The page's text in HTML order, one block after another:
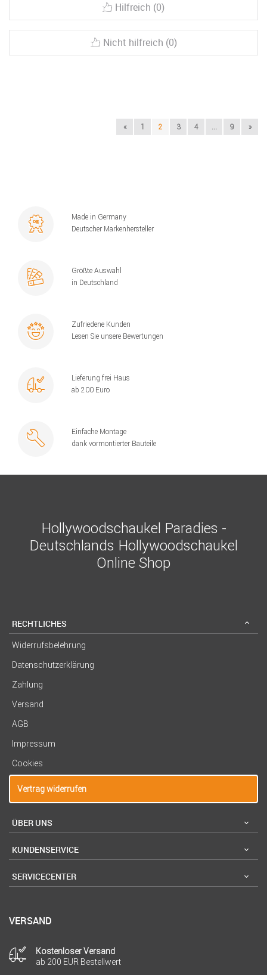
Hilfreich (0)
Nicht hilfreich (0)
« 1 2 3 4 ... 9 »
Made in Germany
Deutscher Markenhersteller
Größte Auswahl
in Deutschland
Zufriedene Kunden
Lesen Sie unsere Bewertungen
Lieferung frei Haus
ab 200 Euro
Einfache Montage
dank vormontierter Bauteile
Hollywoodschaukel Paradies -
Deutschlands Hollywoodschaukel
Online Shop
RECHTLICHES
Widerrufsbelehrung
Datenschutzerklärung
Zahlung
Versand
AGB
Impressum
Cookies
Vertrag widerrufen
ÜBER UNS
KUNDENSERVICE
SERVICECENTER
VERSAND
Kostenloser Versand
ab 200 EUR Bestellwert